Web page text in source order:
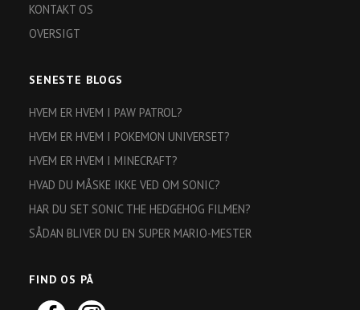
KONTAKT OS
OVERSIGT
SENESTE BLOGS
HVEM ER HVEM I PAW PATROL?
HVEM ER HVEM I POKEMON UNIVERSET?
HVEM ER HVEM I MINECRAFT?
HVAD DU MÅSKE IKKE VED OM SONIC?
HAR DU SET SONIC THE HEDGEHOG FILMEN?
SÅDAN BLIVER DU EN SUPER MARIO-MESTER
FIND OS PÅ